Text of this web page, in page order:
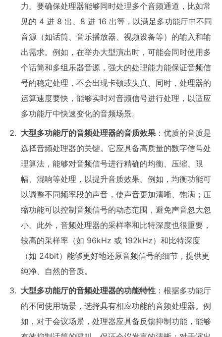
力。要确保处理器能够同时处理多个音频通道，比如常
见的 4 进 8 出、8 进 16 出等，以满足多功能厅中不同
音源（如话筒、音乐播放器、视频设备等）的输入和输
出需求。例如，在举办大型演出时，可能会同时使用多
个话筒和多组乐器音源，强大的处理能力能保证音频信
号的稳定处理，不会出现卡顿或失真。同时，处理器的
运算速度要快，能够实时对音频信号进行处理，以适应
多功能厅中快速变化的音频场景。
大型多功能厅的音频处理器的音质效果：优质的音质是
选择音频处理器的关键。它应具备高质量的数字信号处
理算法，能够对音频信号进行精确的均衡、压缩、限
幅、混响等处理，以提升音质效果。例如，均衡功能可
以调整不同频率段的声音，使声音更加清晰、饱满；压
缩功能可以控制音频信号的动态范围，避免声音忽大忽
小。此外，音频处理器的采样率和比特深度也很重要，
较高的采样率（如 96kHz 或 192kHz）和比特深度
（如 24bit）能够更好地还原音频信号的细节，提供更
纯净、自然的音质。
大型多功能厅的音频处理器的功能特性：根据多功能厅
的不同使用场景，选择具有相应功能的音频处理器。例
如，对于会议场景，处理器应具备反馈抑制功能，能够